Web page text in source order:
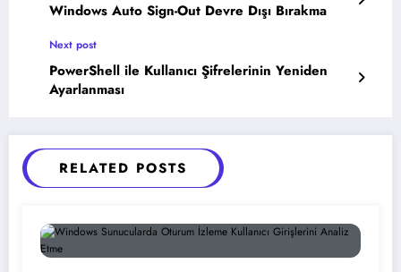
Windows Auto Sign-Out Devre Dışı Bırakma
Next post
PowerShell ile Kullanıcı Şifrelerinin Yeniden
Ayarlanması
RELATED POSTS